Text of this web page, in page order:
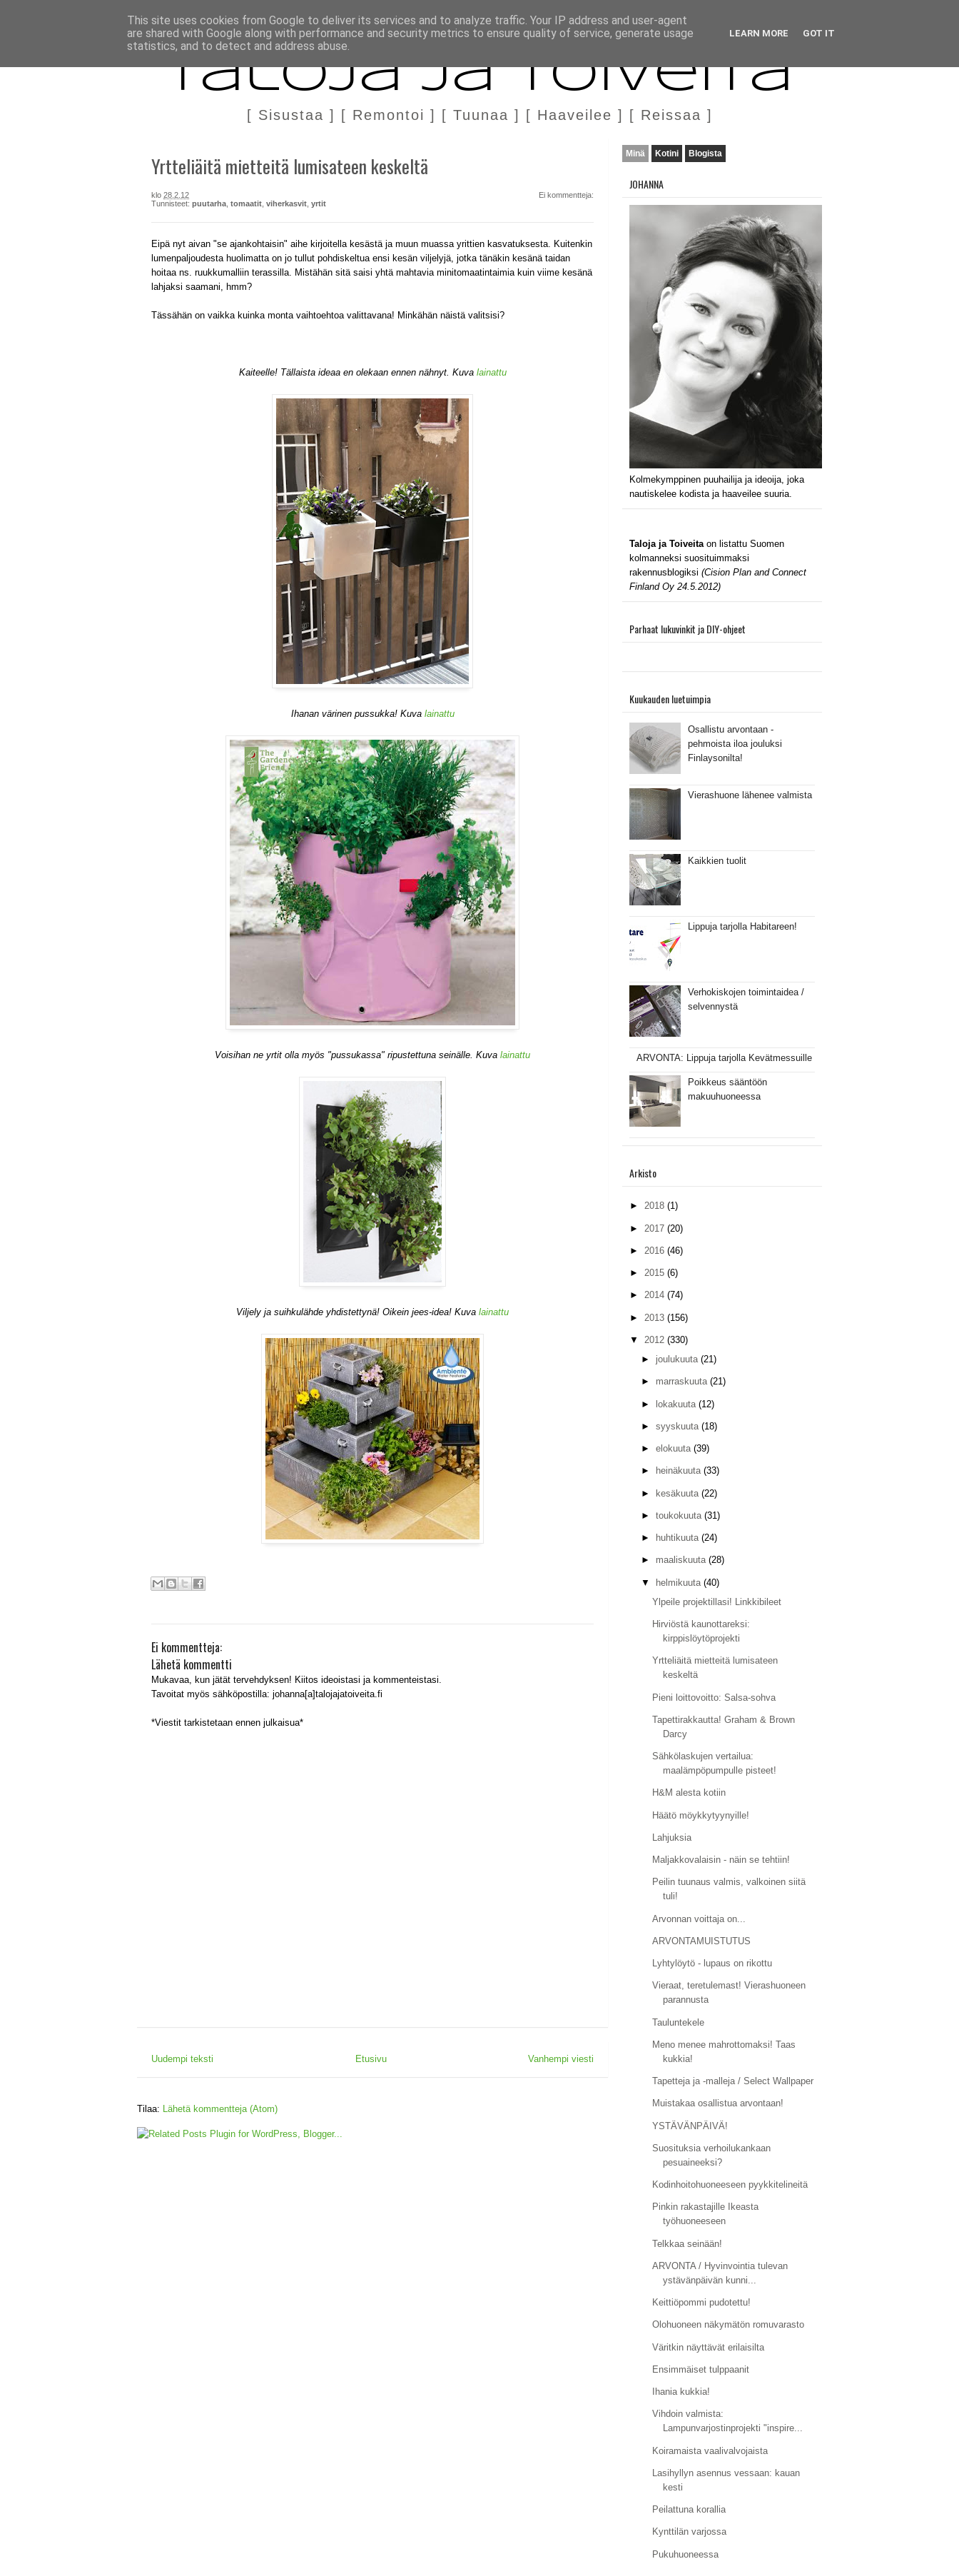
BLOGI TÄÄLTÄ KANNATTAA OSTAA DIY IN ENGLISH MARKKINOINTI & YHTEISTYÖ
Taloja ja Toiveita
[ Sisustaa ] [ Remontoi ] [ Tuunaa ] [ Haaveilee ] [ Reissaa ]
Yrtteliäitä mietteitä lumisateen keskeltä
klo 28.2.12
Ei kommentteja:
Tunnisteet: puutarha tomaatit viherkasvit yrtit
Eipä nyt aivan "se ajankohtaisin" aihe kirjoitella kesästä ja muun muassa yrittien kasvatuksesta. Kuitenkin
lumenpaljoudesta huolimatta on jo tullut pohdiskeltua ensi kesän viljelyjä, jotka tänäkin kesänä taidan
hoitaa ns. ruukkumalliin terassilla. Mistähän sitä saisi yhtä mahtavia minitomaatintaimia kuin viime kesänä
lahjaksi saamani, hmm?
Tässähän on vaikka kuinka monta vaihtoehtoa valittavana! Minkähän näistä valitsisi?
Kaiteelle! Tällaista ideaa en olekaan ennen nähnyt. Kuva lainattu
Ihanan värinen pussukka! Kuva lainattu
Voisihan ne yrtit olla myös "pussukassa" ripustettuna seinälle. Kuva lainattu
Viljely ja suihkulähde yhdistettynä! Oikein jees-idea! Kuva lainattu
Ei kommentteja:
Lähetä kommentti
Mukavaa, kun jätät tervehdyksen! Kiitos ideoistasi ja kommenteistasi.
Tavoitat myös sähköpostilla: johanna[a]talojajatoiveita.fi
*Viestit tarkistetaan ennen julkaisua*
Uudempi teksti Vanhempi viesti
Etusivu
Tilaa: Lähetä kommentteja (Atom)
Minä Kotini Blogista
JOHANNA
Kolmekymppinen puuhailija ja ideoija, joka
nautiskelee kodista ja haaveilee suuria.
Taloja ja Toiveitaon listattu Suomen
kolmanneksi suosituimmaksi
rakennusblogiksi (Cision Plan and Connect
Finland Oy 24.5.2012)
Parhaat lukuvinkit ja DIY-ohjeet
Kuukauden luetuimpia
Osallistu arvontaan -
pehmoista iloa jouluksi
Finlaysonilta!
Vierashuone lähenee valmista
Kaikkien tuolit
Lippuja tarjolla Habitareen!
Verhokiskojen toimintaidea /
selvennystä
ARVONTA: Lippuja tarjolla Kevätmessuille
Poikkeus sääntöön
makuuhuoneessa
Arkisto
► 2018 (1)
► 2017 (20)
► 2016 (46)
► 2015 (6)
► 2014 (74)
► 2013 (156)
▼ 2012 (330)
► joulukuuta (21)
► marraskuuta (21)
► lokakuuta (12)
► syyskuuta (18)
► elokuuta (39)
► heinäkuuta (33)
► kesäkuuta (22)
► toukokuuta (31)
► huhtikuuta (24)
► maaliskuuta (28)
▼ helmikuuta (40)
Ylpeile projektillasi! Linkkibileet
Hirviöstä kaunottareksi:
kirppislöytöprojekti
Yrtteliäitä mietteitä lumisateen
keskeltä
Pieni loittovoitto: Salsa-sohva
Tapettirakkautta! Graham & Brown
Darcy
Sähkölaskujen vertailua:
maalämpöpumpulle pisteet!
H&M alesta kotiin
Häätö möykkytyynyille!
Lahjuksia
Maljakkovalaisin - näin se tehtiin!
Peilin tuunaus valmis, valkoinen siitä
tuli!
Arvonnan voittaja on...
ARVONTAMUISTUTUS
Lyhtylöytö - lupaus on rikottu
Vieraat, teretulemast! Vierashuoneen
parannusta
Tauluntekele
Meno menee mahrottomaksi! Taas
kukkia!
Tapetteja ja -malleja / Select Wallpaper
Muistakaa osallistua arvontaan!
YSTÄVÄNPÄIVÄ!
Suosituksia verhoilukankaan
pesuaineeksi?
Kodinhoitohuoneeseen pyykkitelineitä
Pinkin rakastajille Ikeasta
työhuoneeseen
Telkkaa seinään!
ARVONTA / Hyvinvointia tulevan
ystävänpäivän kunni...
Keittiöpommi pudotettu!
Olohuoneen näkymätön romuvarasto
Väritkin näyttävät erilaisilta
Ensimmäiset tulppaanit
Ihania kukkia!
Vihdoin valmista:
Lampunvarjostinprojekti "inspire...
Koiramaista vaalivalvojaista
Lasihyllyn asennus vessaan: kauan
kesti
Peilattuna korallia
Kynttilän varjossa
Pukuhuoneessa
This site uses cookies from Google to deliver its services and to analyze traffic. Your IP address and user-agent
are shared with Google along with performance and security metrics to ensure quality of service, generate usage
statistics, and to detect and address abuse.
LEARN MORE GOT IT